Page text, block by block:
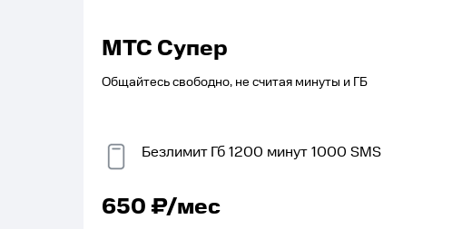
МТС Супер
Общайтесь свободно, не считая минуты и ГБ
БезлимитГб1200 минут1000 SMS
650₽/мес